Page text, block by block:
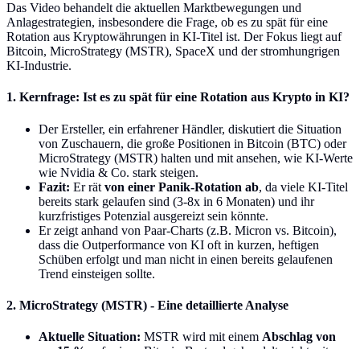
Das Video behandelt die aktuellen Marktbewegungen und
Anlagestrategien, insbesondere die Frage, ob es zu spät für eine
Rotation aus Kryptowährungen in KI-Titel ist. Der Fokus liegt auf
Bitcoin, MicroStrategy (MSTR), SpaceX und der stromhungrigen
KI-Industrie.
1. Kernfrage: Ist es zu spät für eine Rotation aus Krypto in KI?
Der Ersteller, ein erfahrener Händler, diskutiert die Situation
von Zuschauern, die große Positionen in Bitcoin (BTC) oder
MicroStrategy (MSTR) halten und mit ansehen, wie KI-Werte
wie Nvidia & Co. stark steigen.
Fazit: Er rät von einer Panik-Rotation ab, da viele KI-Titel
bereits stark gelaufen sind (3-8x in 6 Monaten) und ihr
kurzfristiges Potenzial ausgereizt sein könnte.
Er zeigt anhand von Paar-Charts (z.B. Micron vs. Bitcoin),
dass die Outperformance von KI oft in kurzen, heftigen
Schüben erfolgt und man nicht in einen bereits gelaufenen
Trend einsteigen sollte.
2. MicroStrategy (MSTR) - Eine detaillierte Analyse
Aktuelle Situation: MSTR wird mit einem Abschlag von